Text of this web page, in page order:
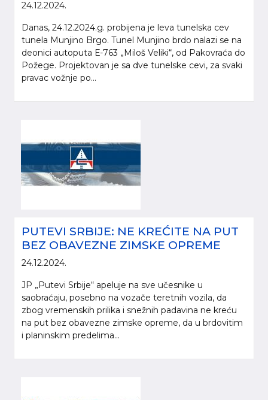
24.12.2024.
Danas, 24.12.2024.g. probijena je leva tunelska cev
tunela Munjino Brgo. Tunel Munjino brdo nalazi se na
deonici autoputa Е-763 „Miloš Veliki“, od Pakovraća do
Požege. Projektovan je sa dve tunelske cevi, za svaki
pravac vožnje po...
PUTEVI SRBIJE: NE KREĆITE NA PUT
BEZ OBAVEZNE ZIMSKE OPREME
24.12.2024.
JP „Putevi Srbije“ apeluje na sve učesnike u
saobraćaju, posebno na vozače teretnih vozila, da
zbog vremenskih prilika i snežnih padavina ne kreću
na put bez obavezne zimske opreme, da u brdovitim
i planinskim predelima...